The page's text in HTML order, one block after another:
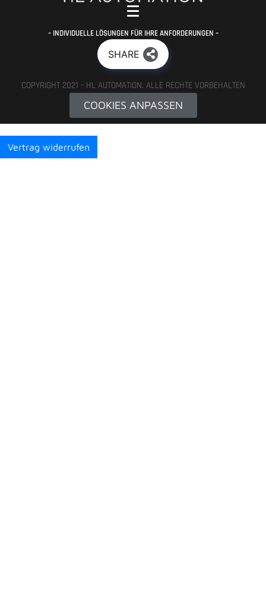
– INDIVIDUELLE LÖSUNGEN FÜR IHRE ANFORDERUNGEN –
SHARE
COPYRIGHT 2021 - HL AUTOMATION. ALLE RECHTE VORBEHALTEN
COOKIES ANPASSEN
Vertrag widerrufen